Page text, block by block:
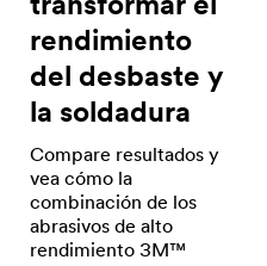
transformar el
rendimiento
del desbaste y
la soldadura
Compare resultados y
vea cómo la
combinación de los
abrasivos de alto
rendimiento 3M™